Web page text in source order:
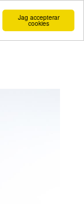
Jag accepterar
cookies